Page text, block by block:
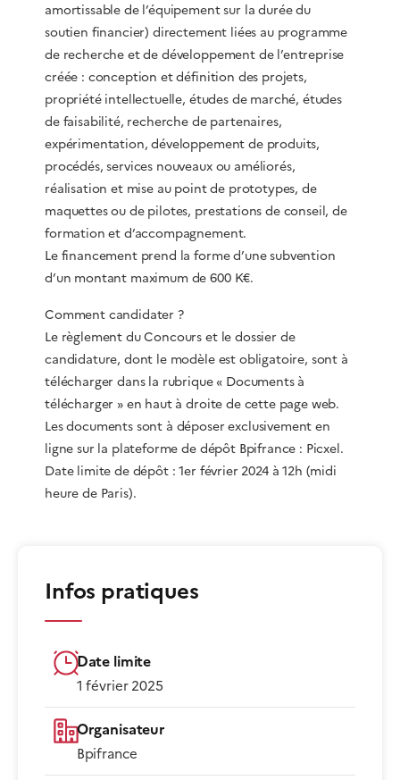
amortissable de l’équipement sur la durée du
soutien financier) directement liées au programme
de recherche et de développement de l’entreprise
créée : conception et définition des projets,
propriété intellectuelle, études de marché, études
de faisabilité, recherche de partenaires,
expérimentation, développement de produits,
procédés, services nouveaux ou améliorés,
réalisation et mise au point de prototypes, de
maquettes ou de pilotes, prestations de conseil, de
formation et d’accompagnement.
Le financement prend la forme d’une subvention
d’un montant maximum de 600 K€.
Comment candidater ?
Le règlement du Concours et le dossier de
candidature, dont le modèle est obligatoire, sont à
télécharger dans la rubrique « Documents à
télécharger » en haut à droite de cette page web.
Les documents sont à déposer exclusivement en
ligne sur la plateforme de dépôt Bpifrance : Picxel.
Date limite de dépôt : 1er février 2024 à 12h (midi
heure de Paris).
Infos pratiques
Date limite
1 février 2025
Organisateur
Bpifrance